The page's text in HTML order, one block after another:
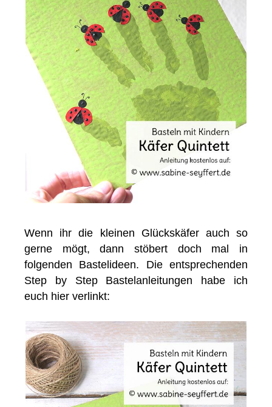
Wenn ihr die kleinen Glückskäfer auch so
gerne mögt, dann stöbert doch mal in
folgenden Bastelideen. Die entsprechenden
Step by Step Bastelanleitungen habe ich
euch hier verlinkt: